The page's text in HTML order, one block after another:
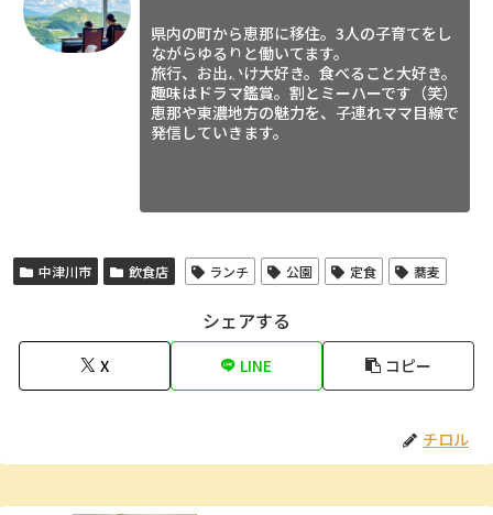
県内の町から恵那に移住。3人の子育てをし
ながらゆるりと働いてます。
旅行、お出かけ大好き。食べること大好き。
趣味はドラマ鑑賞。割とミーハーです（笑）
恵那や東濃地方の魅力を、子連れママ目線で
発信していきます。
中津川市 飲食店 ランチ 公園 定食 蕎麦
シェアする
X LINE コピー
チロル